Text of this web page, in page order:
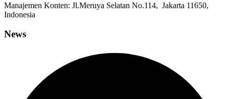
Manajemen Konten: Jl.Meruya Selatan No.114, Jakarta 11650,
Indonesia
News